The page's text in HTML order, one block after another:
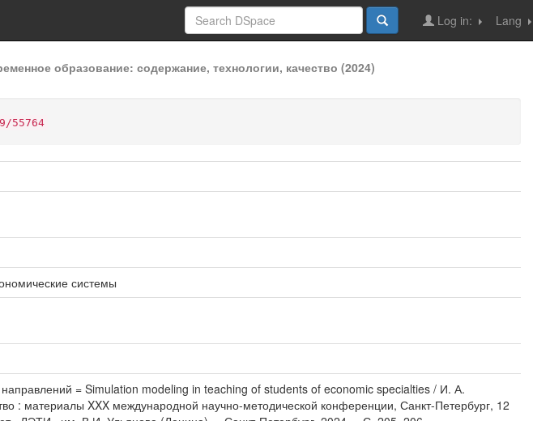
Lang
Log in:
образование: содержание, технологии, качество (2024)
55764
системы
= Simulation modeling in teaching of students of economic specialties / И. А.
: материалы XXX международной научно-методической конференции, Санкт-Петербург, 12